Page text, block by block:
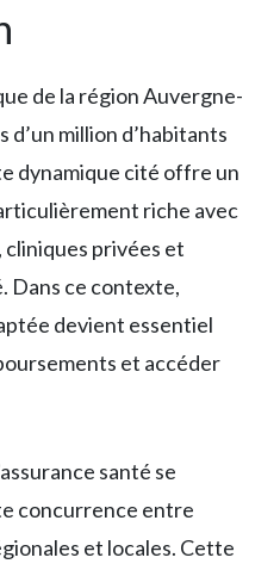
de la région Auvergne-
d’un million d’habitants
dynamique cité offre un
riche avec
privées et
Dans ce contexte,
devient essentiel
et accéder
santé se
concurrence entre
et locales. Cette